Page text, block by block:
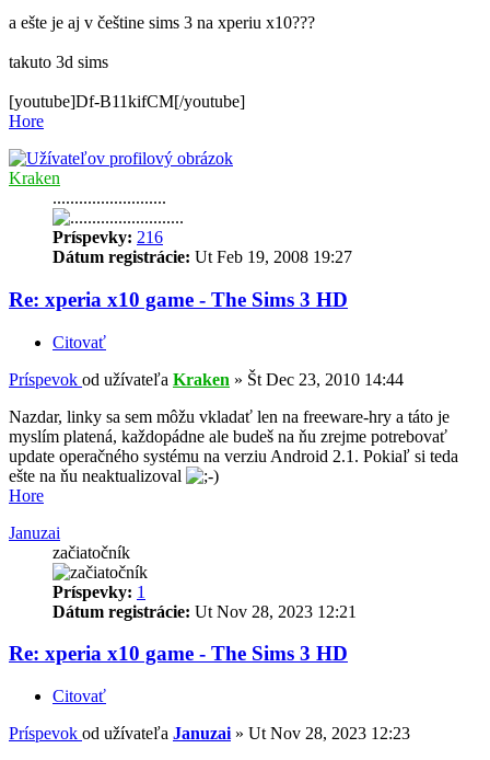
a ešte je aj v češtine sims 3 na xperiu x10???
takuto 3d sims
[youtube]Df-B11kifCM[/youtube]
Hore
Kraken
..........................
Príspevky: 216
Dátum registrácie: Ut Feb 19, 2008 19:27
Re: xperia x10 game - The Sims 3 HD
Citovať
Príspevok od užívateľa Kraken » Št Dec 23, 2010 14:44
Nazdar, linky sa sem môžu vkladať len na freeware-hry a táto je
myslím platená, každopádne ale budeš na ňu zrejme potrebovať
update operačného systému na verziu Android 2.1. Pokiaľ si teda
ešte na ňu neaktualizoval
Hore
Januzai
začiatočník
Príspevky: 1
Dátum registrácie: Ut Nov 28, 2023 12:21
Re: xperia x10 game - The Sims 3 HD
Citovať
Príspevok od užívateľa Januzai » Ut Nov 28, 2023 12:23